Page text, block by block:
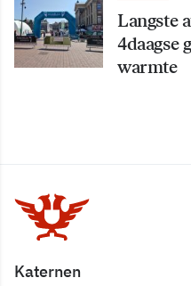
Langste
4daagse
warmte
Katernen